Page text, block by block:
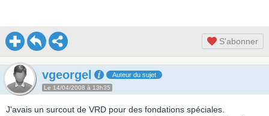
S'abonner
vgeorgel Auteur du sujet
Le 14/04/2008 à 13h35
J'avais un surcout de VRD pour des fondations spéciales.